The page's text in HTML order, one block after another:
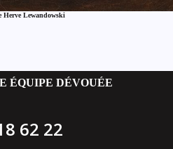
Herve Lewandowski
ÉQUIPE DÉVOUÉE
62 22